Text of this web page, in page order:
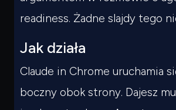
readiness. Żadne slajdy tego
Jak działa
Claude in Chrome uruchamia
boczny obok strony. Dajesz